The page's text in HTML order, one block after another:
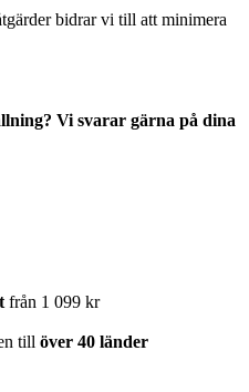
bidrar vi till att minimera
Vi svarar gärna på dina
från 1 099 kr
till över 40 länder